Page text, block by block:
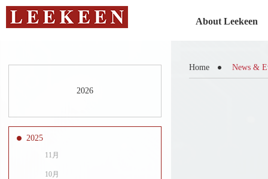
About Leekeen
2026
2025
11月
10月
Home News &